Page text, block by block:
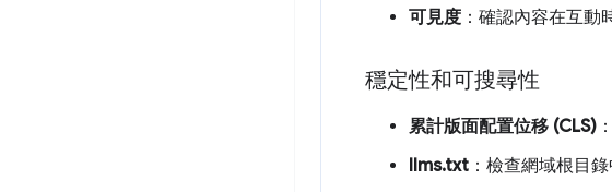
可見度 ：確認內容在互動
穩定性和可搜尋性
累計版面配置位移 (CLS)
llms.txt ：檢查網域根目